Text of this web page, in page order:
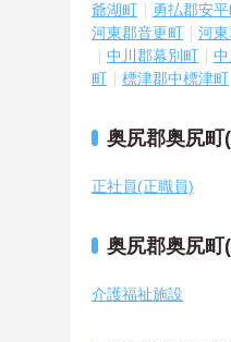
爺湖町
勇払郡安
河東郡音更町
河
中川郡幕別町
町
標津郡中標津町
奥尻郡奥尻町
正社員(正職員)
奥尻郡奥尻町
介護福祉施設